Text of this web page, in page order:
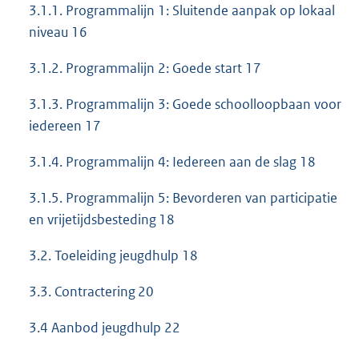
3.1.1. Programmalijn 1: Sluitende aanpak op lokaal
niveau 16
3.1.2. Programmalijn 2: Goede start 17
3.1.3. Programmalijn 3: Goede schoolloopbaan voor
iedereen 17
3.1.4. Programmalijn 4: Iedereen aan de slag 18
3.1.5. Programmalijn 5: Bevorderen van participatie
en vrijetijdsbesteding 18
3.2. Toeleiding jeugdhulp 18
3.3. Contractering 20
3.4 Aanbod jeugdhulp 22